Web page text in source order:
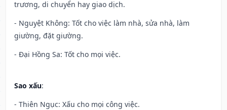
trương, di chuyển hay giao dịch.
- Nguyệt Không: Tốt cho việc làm nhà, sửa nhà, làm
giường, đặt giường.
- Đại Hồng Sa: Tốt cho mọi việc.
Sao xấu:
- Thiên Ngục: Xấu cho mọi công việc.